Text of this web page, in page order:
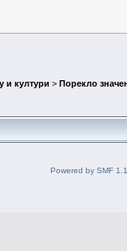
и култури > Порекло
Powered by SMF